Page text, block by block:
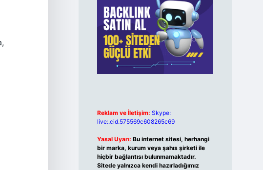
Reklam ve İletişim: Skype:
live:.cid.575569c608265c69
Yasal Uyarı: Bu internet sitesi, herhangi
bir marka, kurum veya şahıs şirketi ile
hiçbir bağlantısı bulunmamaktadır.
Sitede yalnızca kendi hazırladığımız